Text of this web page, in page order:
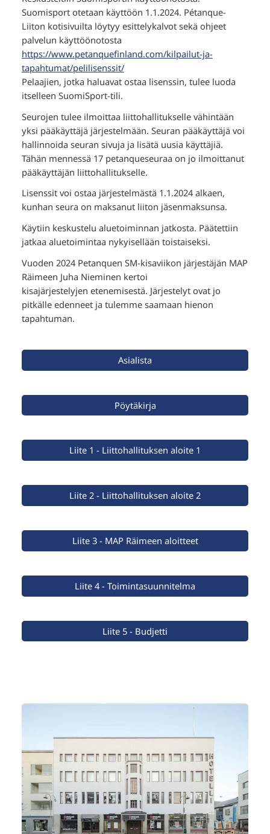
Suomisport otetaan käyttöön 1.1.2024. Pétanque-
Liiton kotisivuilta löytyy esittelykalvot sekä ohjeet
palvelun käyttöönotosta
https://www.petanquefinland.com/kilpailut-ja-
tapahtumat/pelilisenssit/
Pelaajien, jotka haluavat ostaa lisenssin, tulee luoda
itselleen SuomiSport-tili.
Seurojen tulee ilmoittaa liittohallitukselle vähintään
yksi pääkäyttäjä järjestelmään. Seuran pääkäyttäjä voi
hallinnoida seuran sivuja ja lisätä uusia käyttäjiä.
Tähän mennessä 17 petanqueseuraa on jo ilmoittanut
pääkäyttäjän liittohallitukselle.
Lisenssit voi ostaa järjestelmästä 1.1.2024 alkaen,
kunhan seura on maksanut liiton jäsenmaksunsa.
Käytiin keskustelu aluetoiminnan jatkosta. Päätettiin
jatkaa aluetoimintaa nykyisellään toistaiseksi.
Vuoden 2024 Petanquen SM-kisaviikon järjestäjän MAP
Räimeen Juha Nieminen kertoi
kisajärjestelyjen etenemisestä. Järjestelyt ovat jo
pitkälle edenneet ja tulemme saamaan hienon
tapahtuman.
Asialista
Pöytäkirja
Liite 1 - Liittohallituksen aloite 1
Liite 2 - Liittohallituksen aloite 2
Liite 3 - MAP Räimeen aloitteet
Liite 4 - Toimintasuunnitelma
Liite 5 - Budjetti